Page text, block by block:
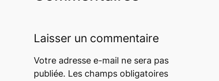
Laisser un commentaire
Votre adresse e-mail ne sera pas
publiée. Les champs obligatoires